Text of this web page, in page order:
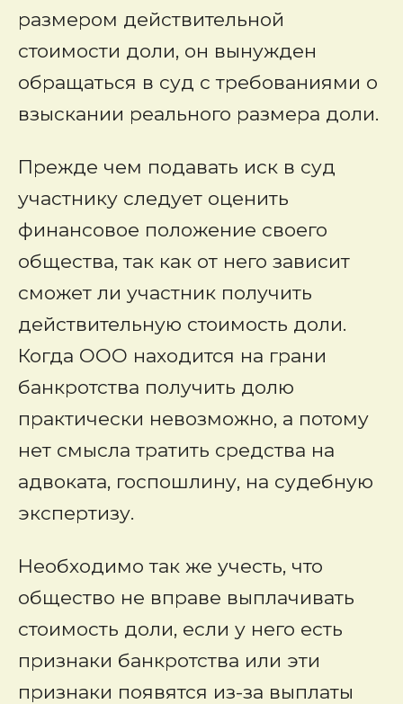
размером действительной
стоимости доли, он вынужден
обращаться в суд с требованиями о
взыскании реального размера доли.
Прежде чем подавать иск в суд
участнику следует оценить
финансовое положение своего
общества, так как от него зависит
сможет ли участник получить
действительную стоимость доли.
Когда ООО находится на грани
банкротства получить долю
практически невозможно, а потому
нет смысла тратить средства на
адвоката, госпошлину, на судебную
экспертизу.
Необходимо так же учесть, что
общество не вправе выплачивать
стоимость доли, если у него есть
признаки банкротства или эти
признаки появятся из-за выплаты